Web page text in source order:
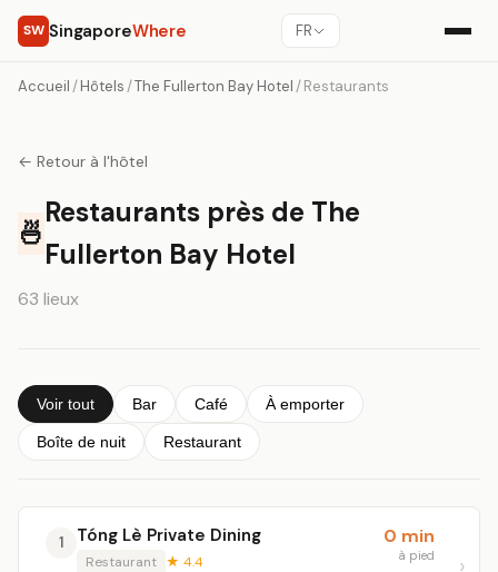
SW SingaporeWhere FR
Accueil /Hôtels /The Fullerton Bay Hotel /Restaurants
← Retour à l'hôtel
🍜
Restaurants près de The
Fullerton Bay Hotel
63 lieux
Voir tout Bar Café À emporter
Boîte de nuit Restaurant
1 Tóng Lè Private Dining
Restaurant ★ 4.4
0 min
à pied